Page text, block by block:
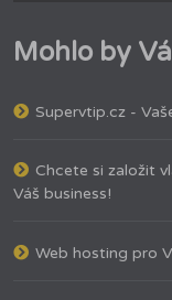
Mohlo by
Supervtip.cz -
Chcete si založit
Váš business!
Web hosting pro